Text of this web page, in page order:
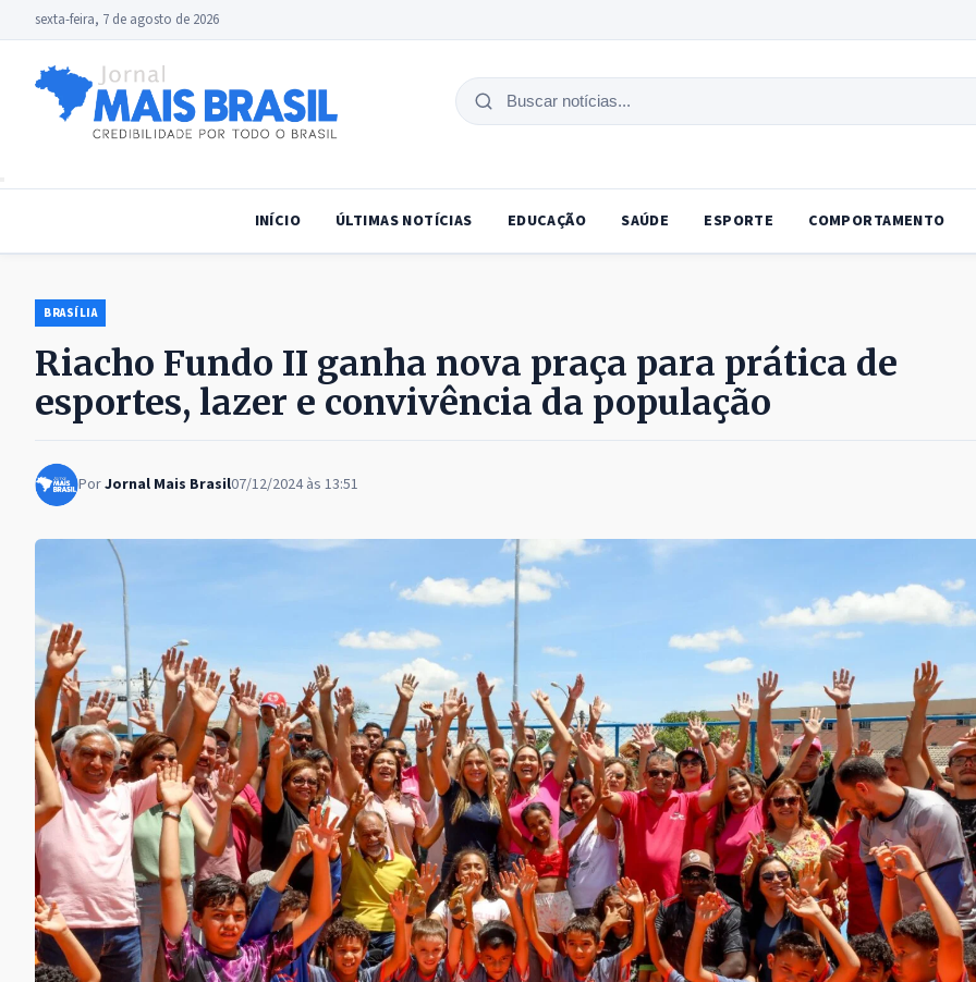
sexta-feira, 7 de agosto de 2026
Buscar
INÍCIO ÚLTIMAS NOTÍCIAS EDUCAÇÃO SAÚDE ESPORTE COMPORTAMENTO
BRASÍLIA
Riacho Fundo II ganha nova praça para prática de
esportes, lazer e convivência da população
PorJornal Mais Brasil07/12/2024 às 13:51